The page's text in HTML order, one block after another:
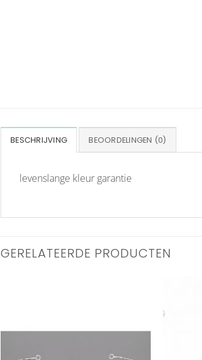
BESCHRIJVING BEOORDELINGEN (0)
levenslange kleur garantie
GERELATEERDE PRODUCTEN